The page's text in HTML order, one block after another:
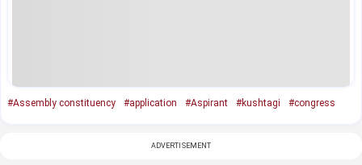
#Assembly constituency #application #Aspirant #kushtagi #congress
ADVERTISEMENT